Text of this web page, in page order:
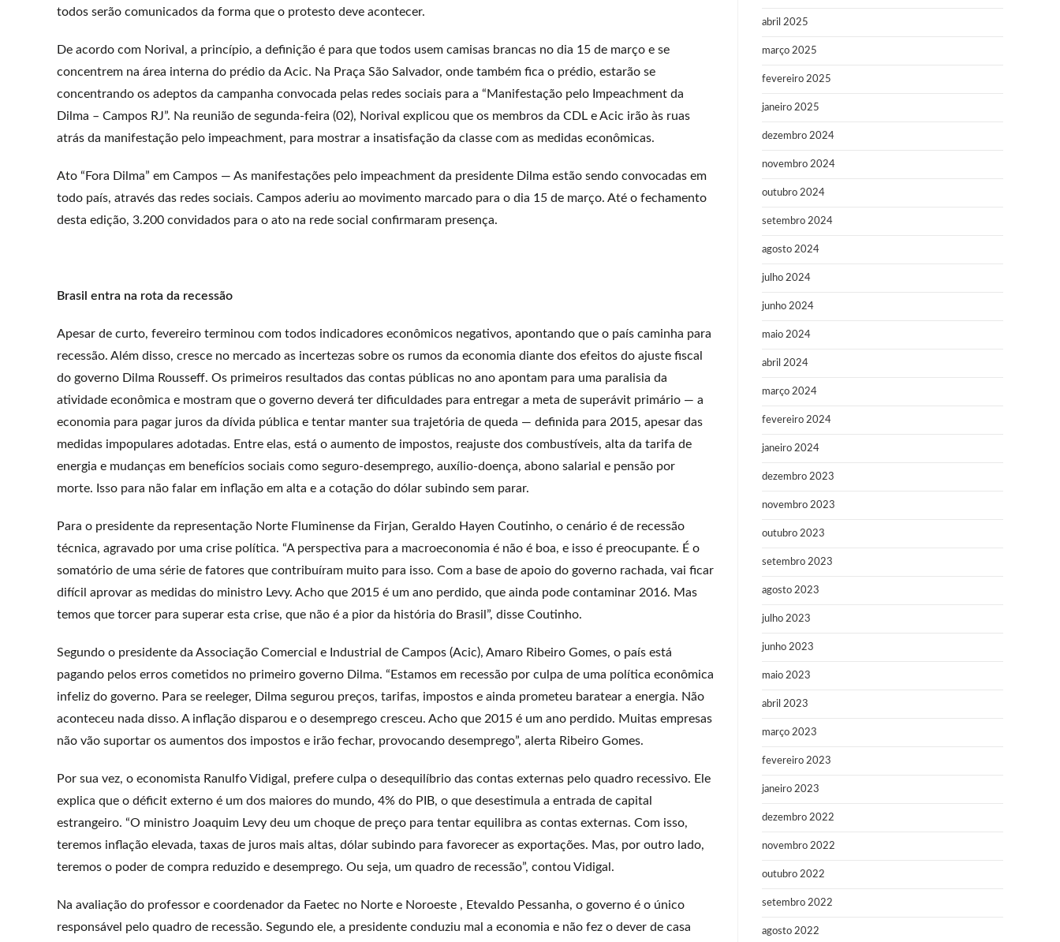
todos serão comunicados da forma que o protesto deve acontecer.
De acordo com Norival, a princípio, a definição é para que todos usem camisas brancas no dia 15 de março e se
concentrem na área interna do prédio da Acic. Na Praça São Salvador, onde também fica o prédio, estarão se
concentrando os adeptos da campanha convocada pelas redes sociais para a “Manifestação pelo Impeachment da
Dilma – Campos RJ”. Na reunião de segunda-feira (02), Norival explicou que os membros da CDL e Acic irão às ruas
atrás da manifestação pelo impeachment, para mostrar a insatisfação da classe com as medidas econômicas.
Ato “Fora Dilma” em Campos — As manifestações pelo impeachment da presidente Dilma estão sendo convocadas em
todo país, através das redes sociais. Campos aderiu ao movimento marcado para o dia 15 de março. Até o fechamento
desta edição, 3.200 convidados para o ato na rede social confirmaram presença.
Brasil entra na rota da recessão
Apesar de curto, fevereiro terminou com todos indicadores econômicos negativos, apontando que o país caminha para
recessão. Além disso, cresce no mercado as incertezas sobre os rumos da economia diante dos efeitos do ajuste fiscal
do governo Dilma Rousseff. Os primeiros resultados das contas públicas no ano apontam para uma paralisia da
atividade econômica e mostram que o governo deverá ter dificuldades para entregar a meta de superávit primário — a
economia para pagar juros da dívida pública e tentar manter sua trajetória de queda — definida para 2015, apesar das
medidas impopulares adotadas. Entre elas, está o aumento de impostos, reajuste dos combustíveis, alta da tarifa de
energia e mudanças em benefícios sociais como seguro-desemprego, auxílio-doença, abono salarial e pensão por
morte. Isso para não falar em inflação em alta e a cotação do dólar subindo sem parar.
Para o presidente da representação Norte Fluminense da Firjan, Geraldo Hayen Coutinho, o cenário é de recessão
técnica, agravado por uma crise política. “A perspectiva para a macroeconomia é não é boa, e isso é preocupante. É o
somatório de uma série de fatores que contribuíram muito para isso. Com a base de apoio do governo rachada, vai ficar
difícil aprovar as medidas do ministro Levy. Acho que 2015 é um ano perdido, que ainda pode contaminar 2016. Mas
temos que torcer para superar esta crise, que não é a pior da história do Brasil”, disse Coutinho.
Segundo o presidente da Associação Comercial e Industrial de Campos (Acic), Amaro Ribeiro Gomes, o país está
pagando pelos erros cometidos no primeiro governo Dilma. “Estamos em recessão por culpa de uma política econômica
infeliz do governo. Para se reeleger, Dilma segurou preços, tarifas, impostos e ainda prometeu baratear a energia. Não
aconteceu nada disso. A inflação disparou e o desemprego cresceu. Acho que 2015 é um ano perdido. Muitas empresas
não vão suportar os aumentos dos impostos e irão fechar, provocando desemprego”, alerta Ribeiro Gomes.
Por sua vez, o economista Ranulfo Vidigal, prefere culpa o desequilíbrio das contas externas pelo quadro recessivo. Ele
explica que o déficit externo é um dos maiores do mundo, 4% do PIB, o que desestimula a entrada de capital
estrangeiro. “O ministro Joaquim Levy deu um choque de preço para tentar equilibra as contas externas. Com isso,
teremos inflação elevada, taxas de juros mais altas, dólar subindo para favorecer as exportações. Mas, por outro lado,
teremos o poder de compra reduzido e desemprego. Ou seja, um quadro de recessão”, contou Vidigal.
Na avaliação do professor e coordenador da Faetec no Norte e Noroeste , Etevaldo Pessanha, o governo é o único
responsável pelo quadro de recessão. Segundo ele, a presidente conduziu mal a economia e não fez o dever de casa
abril 2025
março 2025
fevereiro 2025
janeiro 2025
dezembro 2024
novembro 2024
outubro 2024
setembro 2024
agosto 2024
julho 2024
junho 2024
maio 2024
abril 2024
março 2024
fevereiro 2024
janeiro 2024
dezembro 2023
novembro 2023
outubro 2023
setembro 2023
agosto 2023
julho 2023
junho 2023
maio 2023
abril 2023
março 2023
fevereiro 2023
janeiro 2023
dezembro 2022
novembro 2022
outubro 2022
setembro 2022
agosto 2022